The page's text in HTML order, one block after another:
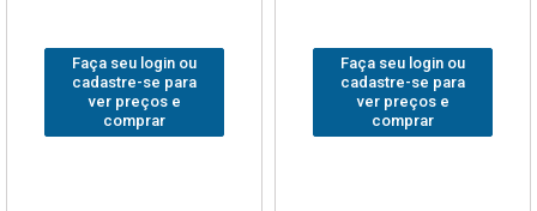
Faça seu login ou
cadastre-se para
ver preços e
comprar
Faça seu login ou
cadastre-se para
ver preços e
comprar